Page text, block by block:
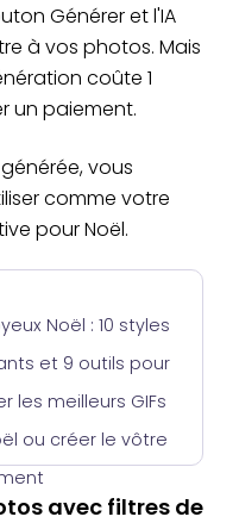
Générer et l'IA
à vos photos. Mais
coûte 1
un paiement.
vous
comme votre
pour Noël.
Noël : 10 styles
et 9 outils pour
les meilleurs GIFs
ou créer le vôtre
avec filtres de